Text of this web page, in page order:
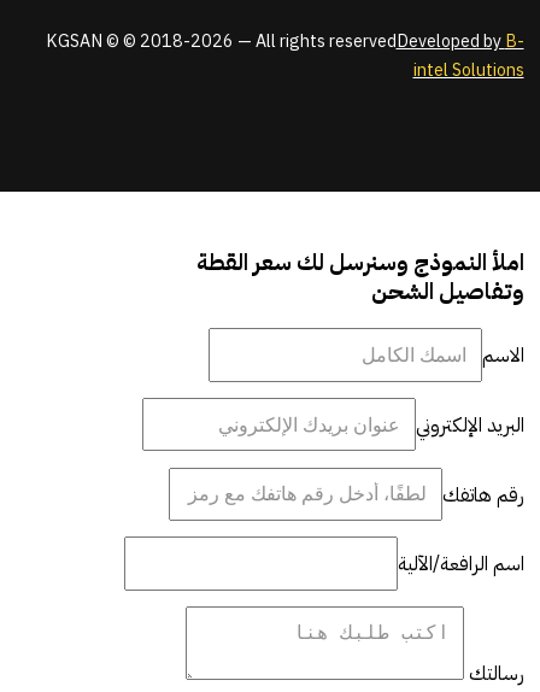
KGSAN © © 2018-2026 — All rights reservedDeveloped byB-
intel Solutions
املأ النموذج وسنرسل لك سعر القطة
وتفاصيل الشحن
الاسم
البريد الإلكتروني
رقم هاتفك
اسم الرافعة/الآلية
رسالتك